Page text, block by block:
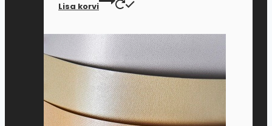
Lisa korvi